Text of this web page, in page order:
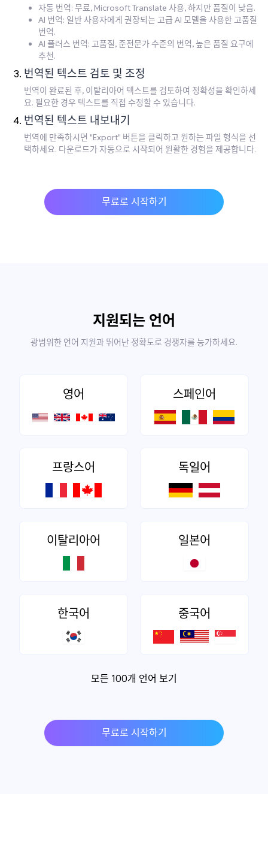
자동 번역: 무료, Microsoft Translate 사용, 하지만 품질이 낮음.
AI 번역: 일반 사용자에게 권장되는 고급 AI 모델을 사용한 고품질
번역.
AI 플러스 번역: 고품질, 준전문가 수준의 번역, 높은 품질 요구에
추천.
번역된 텍스트 검토 및 조정
번역이 완료된 후, 이탈리아어 텍스트를 검토하여 정확성을 확인하세
요. 필요한 경우 텍스트를 직접 수정할 수 있습니다.
번역된 텍스트 내보내기
번역에 만족하시면 "Export" 버튼을 클릭하고 원하는 파일 형식을 선
택하세요. 다운로드가 자동으로 시작되어 원활한 경험을 제공합니다.
무료로 시작하기
지원되는 언어
광범위한 언어 지원과 뛰어난 정확도로 경쟁자를 능가하세요.
영어 스페인어
프랑스어 독일어
이탈리아어 일본어
한국어 중국어
모든 100개 언어 보기
무료로 시작하기